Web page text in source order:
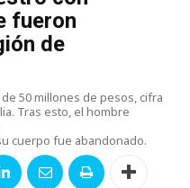
fueron
de
50 millones de pesos, cifra
Tras esto, el hombre
cuerpo fue abandonado.